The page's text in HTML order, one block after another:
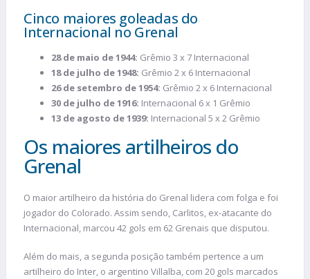
Cinco maiores goleadas do
Internacional no Grenal
28 de maio de 1944: Grêmio 3 x 7 Internacional
18 de julho de 1948: Grêmio 2 x 6 Internacional
26 de setembro de 1954: Grêmio 2 x 6 Internacional
30 de julho de 1916: Internacional 6 x 1 Grêmio
13 de agosto de 1939: Internacional 5 x 2 Grêmio
Os maiores artilheiros do
Grenal
O maior artilheiro da história do Grenal lidera com folga e foi
jogador do Colorado. Assim sendo, Carlitos, ex-atacante do
Internacional, marcou 42 gols em 62 Grenais que disputou.
Além do mais, a segunda posição também pertence a um
artilheiro do Inter, o argentino Villalba, com 20 gols marcados